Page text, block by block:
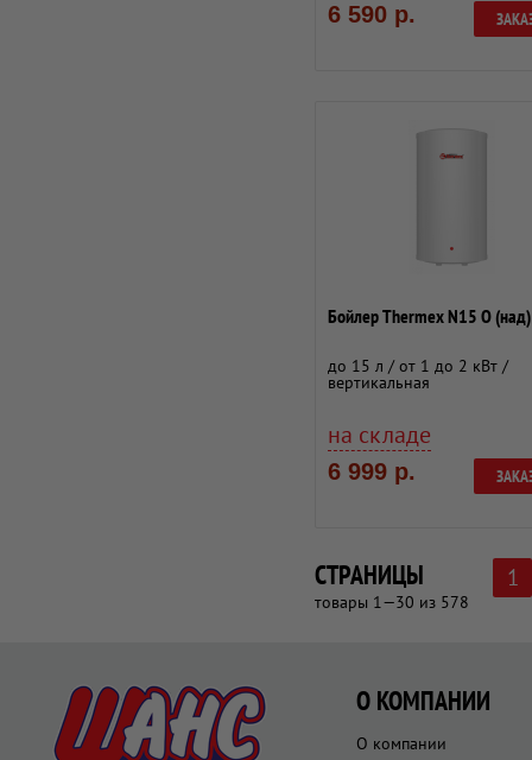
6 590 р.
Бойлер Thermex N15 O (над)
до 15 л / от 1 до 2 кВт /
вертикальная
на складе
6 999 р.
СТРАНИЦЫ
товары 1—30 из 578
1
О КОМПАНИИ
О компании